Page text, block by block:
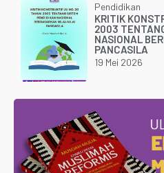
Pendidikan
KRITIK
2003
NASIONAL
PANCASILA
19 Mei 2026